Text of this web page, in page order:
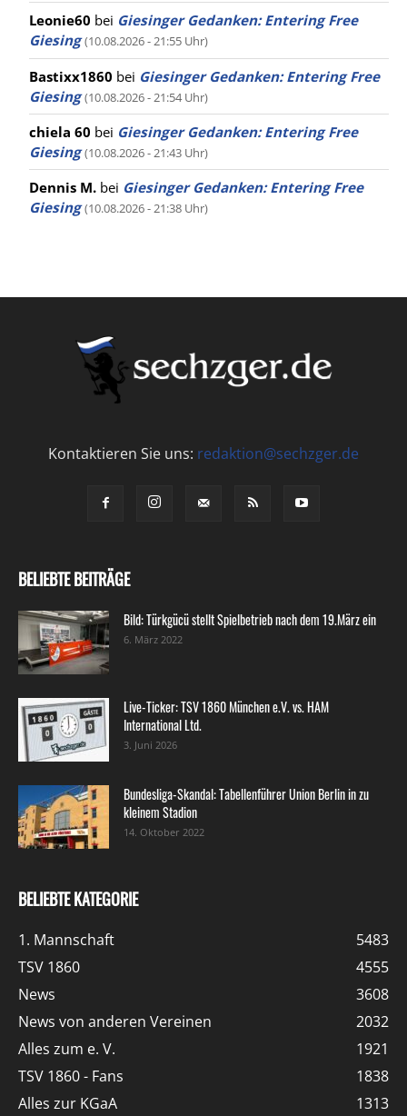
Leonie60 bei Giesinger Gedanken: Entering Free
Giesing (10.08.2026 - 21:55 Uhr)
Bastixx1860 bei Giesinger Gedanken: Entering Free
Giesing (10.08.2026 - 21:54 Uhr)
chiela 60 bei Giesinger Gedanken: Entering Free
Giesing (10.08.2026 - 21:43 Uhr)
Dennis M. bei Giesinger Gedanken: Entering Free
Giesing (10.08.2026 - 21:38 Uhr)
Kontaktieren Sie uns: redaktion@sechzger.de
BELIEBTE BEITRÄGE
Bild: Türkgücü stellt Spielbetrieb nach dem 19.März ein
6. März 2022
Live-Ticker: TSV 1860 München e.V. vs. HAM
International Ltd.
3. Juni 2026
Bundesliga-Skandal: Tabellenführer Union Berlin in zu
kleinem Stadion
14. Oktober 2022
BELIEBTE KATEGORIE
1. Mannschaft
5483
TSV 1860
4555
News
3608
News von anderen Vereinen
2032
Alles zum e. V.
1921
TSV 1860 - Fans
1838
Alles zur KGaA
1313